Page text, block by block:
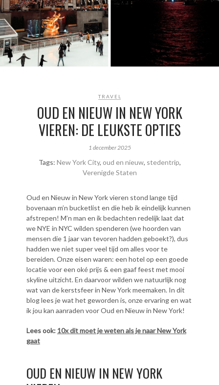
TRAVEL
OUD EN NIEUW IN NEW YORK
VIEREN: DE LEUKSTE OPTIES
1 december 2025
Tags: New York City, oud en nieuw, stedentrip,
Verenigde Staten
Oud en Nieuw in New York vieren stond lange tijd
bovenaan m’n bucketlist en die heb ik eindelijk kunnen
afstrepen! M’n man en ik bedachten redelijk laat dat
we NYE in NYC wilden spenderen (we hoorden van
mensen die 1 jaar van tevoren hadden geboekt?), dus
hadden we niet super veel tijd om alles voor te
bereiden. Onze eisen waren: een hotel op een goede
locatie voor een oké prijs & een gaaf feest met mooi
skyline uitzicht. En daarvoor wilden we natuurlijk nog
wat van de kerstsfeer in New York meemaken. In dit
blog lees je wat het geworden is, onze ervaring en wat
ik jou kan aanraden voor Oud en Nieuw in New York!
Lees ook: 10x dit moet je weten als je naar New York
gaat
OUD EN NIEUW IN NEW YORK